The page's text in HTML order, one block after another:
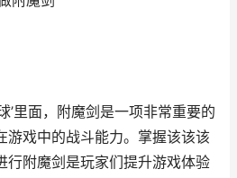
’里面，附魔剑是一项非常重要的
游戏中的战斗能力。掌握该该该
行附魔剑是玩家们提升游戏体验